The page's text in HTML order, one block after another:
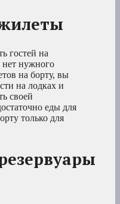
гостей на
нет нужного
на борту, вы
на лодках и
своей
еды для
только для